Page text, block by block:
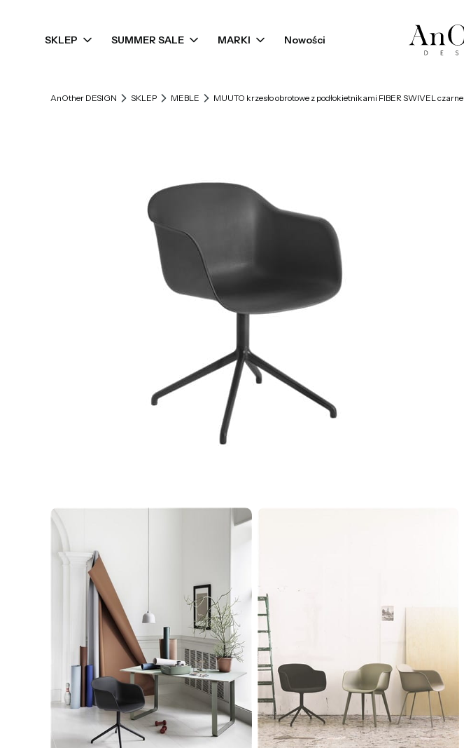
SKLEP SUMMER SALE MARKI Nowości
AnOther DESIGN SKLEP MEBLE MUUTO krzesło obrotowe z podłokietnikami FIBER SWIVEL czarne